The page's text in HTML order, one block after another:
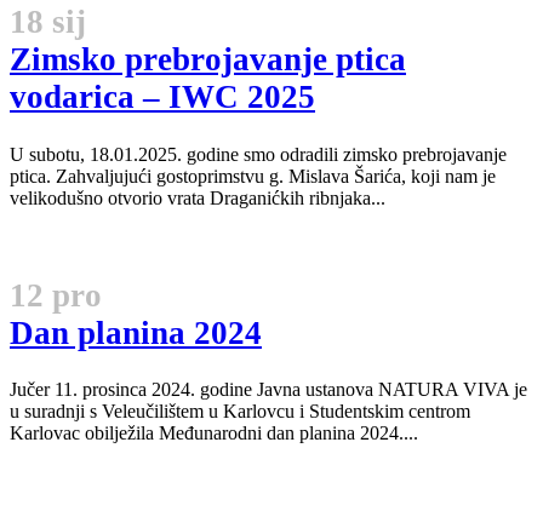
18 sij
Zimsko prebrojavanje ptica
vodarica – IWC 2025
U subotu, 18.01.2025. godine smo odradili zimsko prebrojavanje
ptica. Zahvaljujući gostoprimstvu g. Mislava Šarića, koji nam je
velikodušno otvorio vrata Draganićkih ribnjaka...
12 pro
Dan planina 2024
Jučer 11. prosinca 2024. godine Javna ustanova NATURA VIVA je
u suradnji s Veleučilištem u Karlovcu i Studentskim centrom
Karlovac obilježila Međunarodni dan planina 2024....